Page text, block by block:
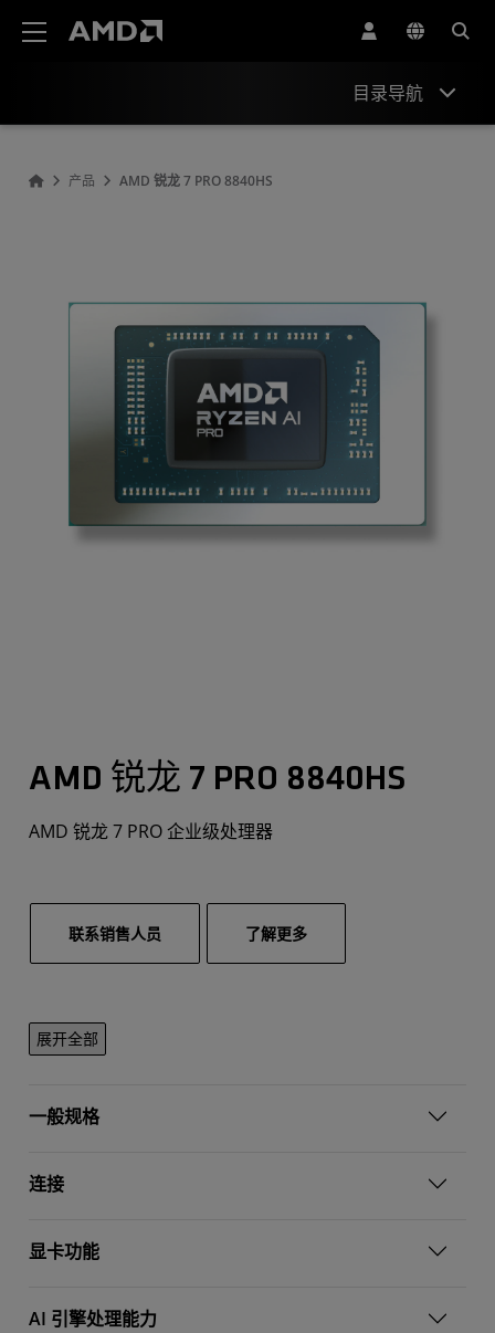
目录导航
产品 AMD 锐龙 7 PRO 8840HS
AMD 锐龙 7 PRO 8840HS
AMD 锐龙 7 PRO 企业级处理器
联系销售人员 了解更多
展开全部
一般规格
连接
显卡功能
AI 引擎处理能力